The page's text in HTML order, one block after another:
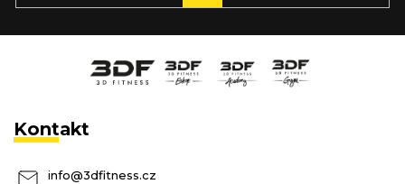
SE
Kontakt
info@3dfitness.cz